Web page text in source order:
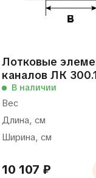
Лотковые
каналов ЛК
В наличии
Вес
Длина, см
Ширина, см
10 107 ₽